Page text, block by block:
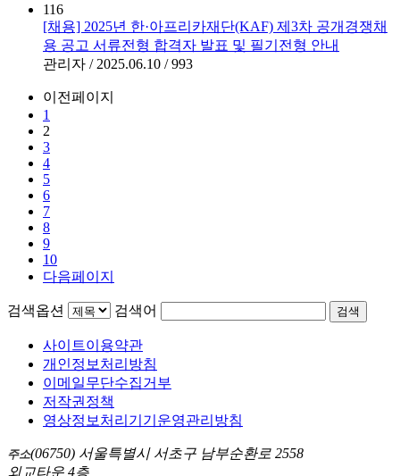
116
[채용] 2025년 한·아프리카재단(KAF) 제3차 공개경쟁채
용 공고 서류전형 합격자 발표 및 필기전형 안내
관리자 / 2025.06.10 / 993
이전페이지
1
2
3
4
5
6
7
8
9
10
다음페이지
검색옵션 검색어 검색
사이트이용약관
개인정보처리방침
이메일무단수집거부
저작권정책
영상정보처리기기운영관리방침
주소(06750) 서울특별시 서초구 남부순환로 2558
외교타운 4층